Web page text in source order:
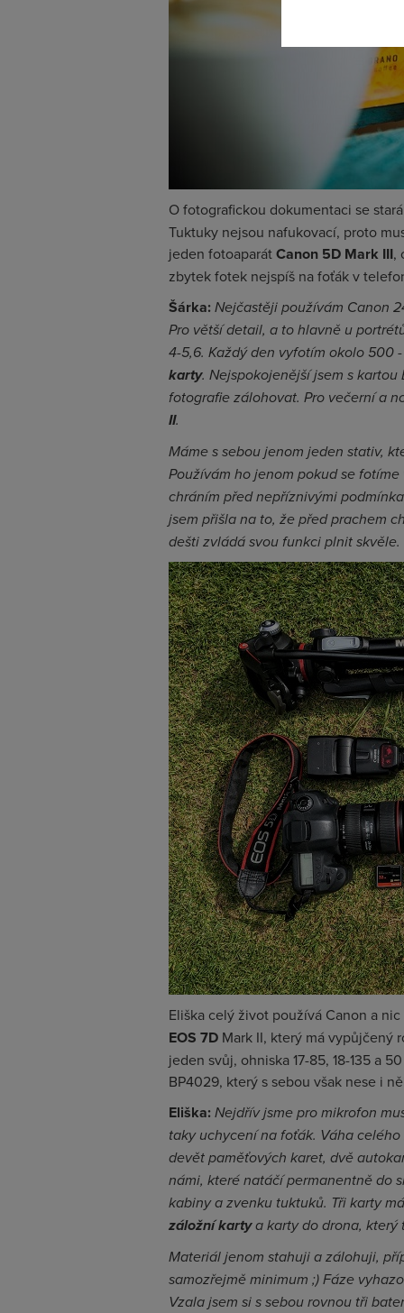
O fotografickou dokumentaci se
Tuktuky nejsou nafukovací, proto
jeden fotoaparátCanon 5D Mark III,
zbytek fotek nejspíš na foťák v
Šárka: Nejčastěji používám Canon
Pro větší detail, a to hlavně u
4-5,6. Každý den vyfotím okolo 500
karty. Nejspokojenější jsem s kartou
fotografie zálohovat. Pro večerní a
II.
Máme s sebou jenom jeden stativ,
Používám ho jenom pokud se
chráním před nepříznivými
jsem přišla na to, že před prachem
dešti zvládá svou funkci plnit skvěle.
Eliška celý život používá Canon a
EOS 7D Mark II, který má vypůjčený
jeden svůj, ohniska 17-85, 18-135 a
BP4029, který s sebou však nese i
Eliška: Nejdřív jsme pro mikrofon
taky uchycení na foťák. Váha
devět paměťových karet, dvě
námi, které natáčí permanentně do
kabiny a zvenku tuktuků. Tři karty
záložní kartya karty do drona, který
Materiál jenom stahuji a zálohuji,
samozřejmě minimum ;) Fáze
Vzala jsem si s sebou rovnou tři